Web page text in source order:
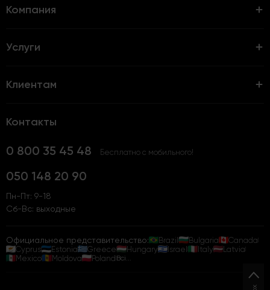
Компания
Услуги
Клиентам
Контакты
0 800 35 45 48 Бесплатно с мобильного!
050 148 20 90
Пн-Пт: 9-18
Сб-Вс: выходные
Официальное представительство: Brazil Bulgaria
Canada
Cyprus
Estonia Greece Hungary Israel Italy
Latvia
Mexico
Moldova Poland Всі...